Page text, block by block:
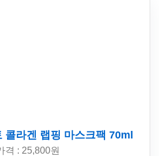
콜라겐 랩핑 마스크팩 70ml
격 : 25,800원